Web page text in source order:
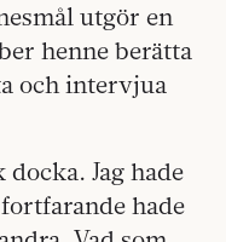
utgör en
henne berätta
och intervjua
Jag hade
hade